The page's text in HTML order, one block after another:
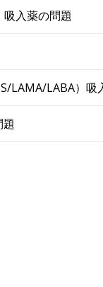
入薬の問題
LAMA/LABA）吸
題